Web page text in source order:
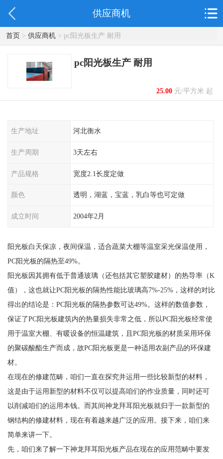
供应商机
首页> 供应商机> pc阳光板生产 耐用
pc阳光板生产 耐用
25.00元/平方米 起
生产地址 河北衡水
生产周期 3天左右
产品规格 宽度2.1长度定做
颜色 透明，湖蓝，宝蓝，乳白等也可定做
成立时间 2004年2月
阳光板白天保凉，夜间保温，适合蔬菜大棚等温室采光保温使用，
PC阳光板的隔热至49%。
阳光板因其拥有低于普通玻璃（还包括其它塑胶建材）的热导率（K
值），这也就让PC阳光板的隔热性能比玻璃高7%-25%，这样的对比
得出的结论是：PC阳光板的隔热参数可达49%。这样的数值参数，
保证了PC阳光板建筑内的热量损失非常之低，所以PC阳光板经常使
用于温室大棚、有暖设备的恒温建筑，且PC阳光板的材质采用环保
的聚碳酸酯生产而成，故PC阳光板更是一种适用农副产品的环保建
材。
在现在的修建范畴，咱们一直在探究并运用一些比较新型的材料，
这是由于运用新型的材料不仅可以提高咱们的作业质量，同时还可
以削减咱们的运用本钱。而其间神龙拜耳阳光板就归于一款新型的
钢结构的修建材料，现在有着越来越广泛的应用。接下来，咱们来
简单来讲一下。
先，咱们来了解一下神龙拜耳阳光板产品在现在的应用范畴中要发